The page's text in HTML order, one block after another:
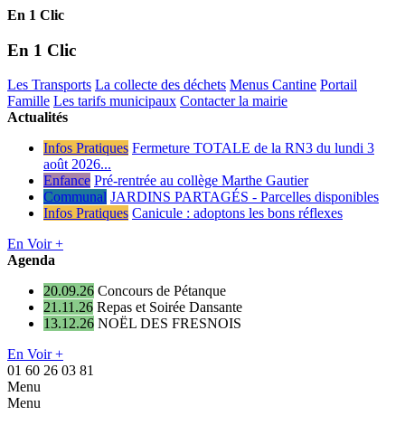
En 1 Clic
En 1 Clic
Les Transports La collecte des déchets Menus Cantine Portail
Famille Les tarifs municipaux Contacter la mairie
Actualités
Infos Pratiques Fermeture TOTALE de la RN3 du lundi 3
août 2026...
Enfance Pré-rentrée au collège Marthe Gautier
Communal JARDINS PARTAGÉS - Parcelles disponibles
Infos Pratiques Canicule : adoptons les bons réflexes
En Voir +
Agenda
20.09.26 Concours de Pétanque
21.11.26 Repas et Soirée Dansante
13.12.26 NOËL DES FRESNOIS
En Voir +
01 60 26 03 81
Menu
Menu